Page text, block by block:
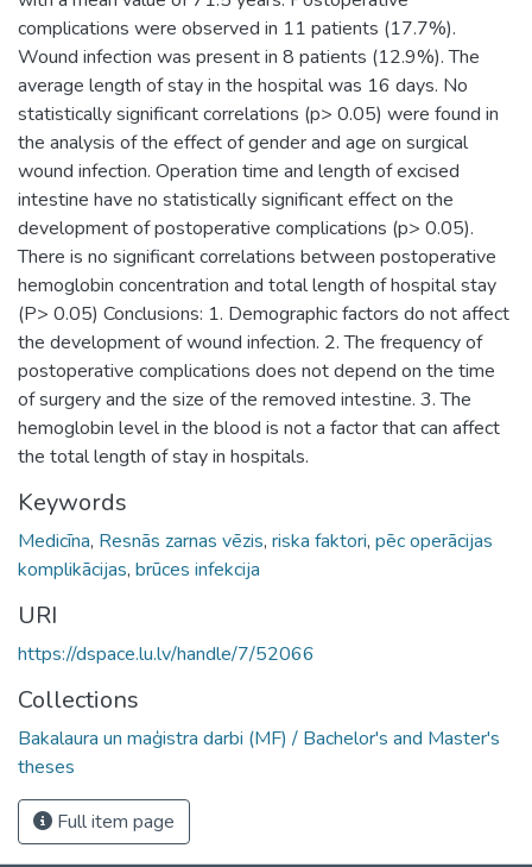
complications were observed in 11 patients (17.7%).
Wound infection was present in 8 patients (12.9%). The
average length of stay in the hospital was 16 days. No
statistically significant correlations (p> 0.05) were found in
the analysis of the effect of gender and age on surgical
wound infection. Operation time and length of excised
intestine have no statistically significant effect on the
development of postoperative complications (p> 0.05).
There is no significant correlations between postoperative
hemoglobin concentration and total length of hospital stay
(P> 0.05) Conclusions: 1. Demographic factors do not affect
the development of wound infection. 2. The frequency of
postoperative complications does not depend on the time
of surgery and the size of the removed intestine. 3. The
hemoglobin level in the blood is not a factor that can affect
the total length of stay in hospitals.
Keywords
Medicīna, Resnās zarnas vēzis, riska faktori, pēc operācijas
komplikācijas, brūces infekcija
URI
https://dspace.lu.lv/handle/7/52066
Collections
Bakalaura un maģistra darbi (MF) / Bachelor's and Master's
theses
Full item page